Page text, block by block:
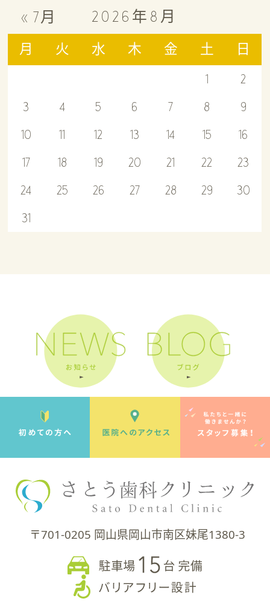
2026年8月
月 火 水 木 金 土 日
« 7月
1
2
3
4 5 6 7 8
9
10
11 12 13 14 15
16
17
18 19 20 21 22
23
24
25 26 27 28 29
30
31
〒701-0205 岡山県岡山市南区妹尾1380-3